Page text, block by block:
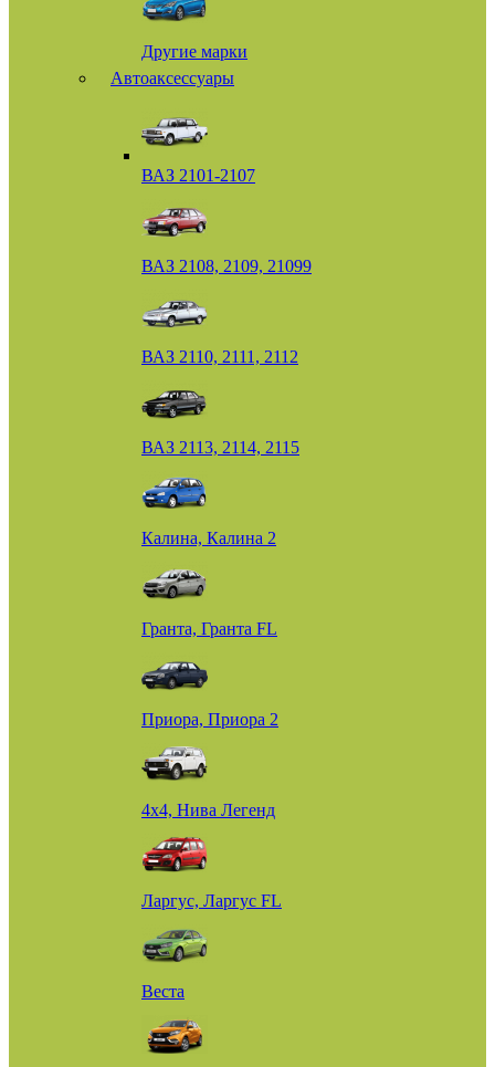
Другие марки
Автоаксессуары
ВАЗ 2101-2107
ВАЗ 2108, 2109, 21099
ВАЗ 2110, 2111, 2112
ВАЗ 2113, 2114, 2115
Калина, Калина 2
Гранта, Гранта FL
Приора, Приора 2
4х4, Нива Легенд
Ларгус, Ларгус FL
Веста